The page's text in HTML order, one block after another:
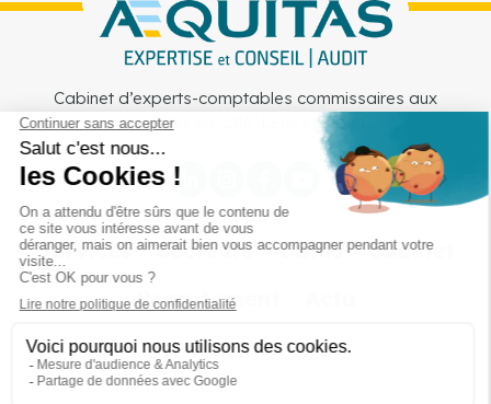
Cabinet d’experts-comptables commissaires aux
comptes sur Lille, Lens et Douai
Services Secteurs Outils
Cabinet
Recrutement